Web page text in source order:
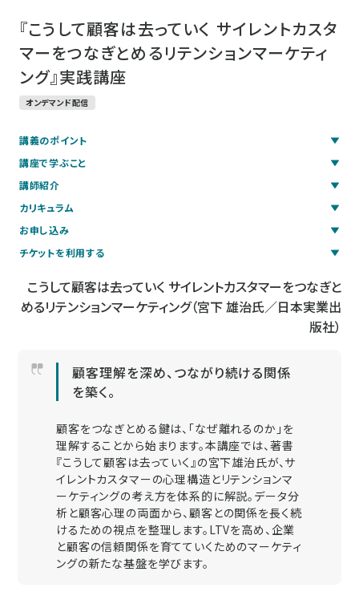
こうして顧客は去っていく サイレントカスタマーをつなぎと
めるリテンションマーケティング（宮下 雄治氏／日本実業出
版社）
顧客理解を深め、つながり続ける関係
を築く。
顧客をつなぎとめる鍵は、「なぜ離れるのか」を
理解することから始まります。本講座では、著書
『こうして顧客は去っていく』の宮下雄治氏が、サ
イレントカスタマーの心理構造とリテンションマ
ーケティングの考え方を体系的に解説。データ分
析と顧客心理の両面から、顧客との関係を長く続
けるための視点を整理します。LTVを高め、企業
と顧客の信頼関係を育てていくためのマーケティ
ングの新たな基盤を学びます。
『こうして顧客は去っていく サイレントカスタ
マーをつなぎとめるリテンションマーケティ
ング』実践講座
オンデマンド配信
講義のポイント
講座で学ぶこと
講師紹介
カリキュラム
お申し込み
チケットを利用する